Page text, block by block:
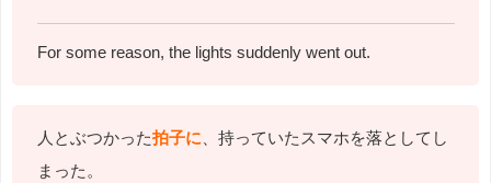
For some reason, the lights suddenly went out.
人とぶつかった拍子に 、持っていたスマホを落としてし
まった。